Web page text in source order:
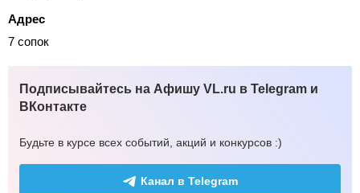
Адрес
7 сопок
Подписывайтесь на Афишу VL.ru в Telegram и
ВКонтакте
Будьте в курсе всех событий, акций и конкурсов :)
Канал в Telegram